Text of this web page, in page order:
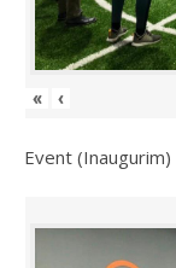
« ‹
Event